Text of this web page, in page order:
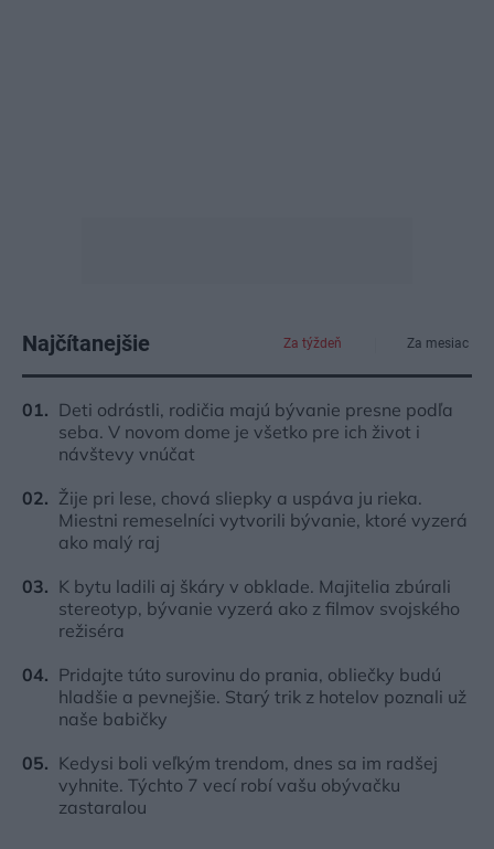
Najčítanejšie Za týždeň Za mesiac
Deti odrástli, rodičia majú bývanie presne podľa
seba. V novom dome je všetko pre ich život i
návštevy vnúčat
Žije pri lese, chová sliepky a uspáva ju rieka.
Miestni remeselníci vytvorili bývanie, ktoré vyzerá
ako malý raj
K bytu ladili aj škáry v obklade. Majitelia zbúrali
stereotyp, bývanie vyzerá ako z filmov svojského
režiséra
Pridajte túto surovinu do prania, obliečky budú
hladšie a pevnejšie. Starý trik z hotelov poznali už
naše babičky
Kedysi boli veľkým trendom, dnes sa im radšej
vyhnite. Týchto 7 vecí robí vašu obývačku
zastaralou